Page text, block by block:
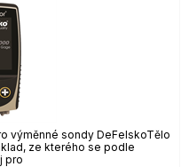
výměnné sondy DeFelskoTělo
ze kterého se podle
pro